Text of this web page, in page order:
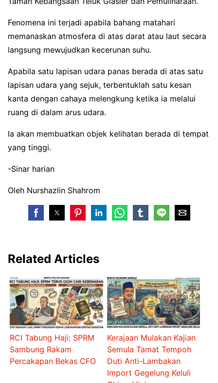
Fenomena ini terjadi apabila bahang matahari
memanaskan atmosfera di atas darat atau laut secara
langsung mewujudkan kecerunan suhu.
Apabila satu lapisan udara panas berada di atas satu
lapisan udara yang sejuk, terbentuklah satu kesan
kanta dengan cahaya melengkung ketika ia melalui
ruang di dalam arus udara.
Ia akan membuatkan objek kelihatan berada di tempat
yang tinggi.
-Sinar harian
Oleh Nurshazlin Shahrom
Related Articles
RCI Tabung Haji: SPRM
Sambung Rakam
Percakapan Bekas CFO
Kerajaan Mulakan Kajian
Semula Tamat Tempoh
Duti Anti-Lambakan
Import Gegelung Keluli